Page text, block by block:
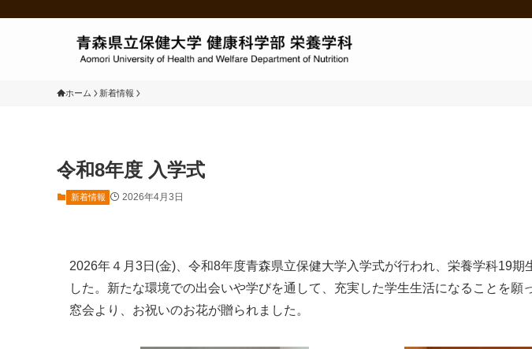
ホーム 新着情報
令和8年度 入学式
新着情報 2026年4月3日
2026年４月3日(金)、令和8年度青森県立保健大学入学式が行われ、栄養学科19期
した。新たな環境での出会いや学びを通して、充実した学生生活になることを願
窓会より、お祝いのお花が贈られました。